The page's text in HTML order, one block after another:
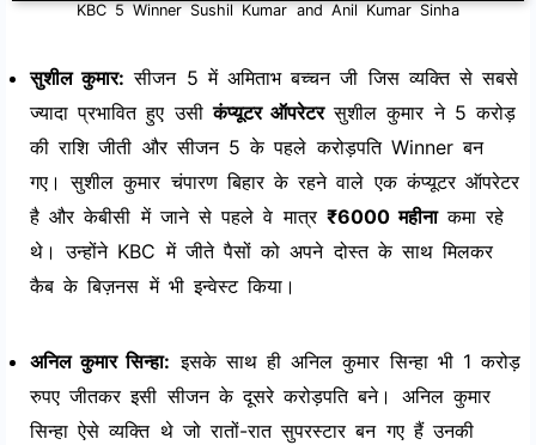
KBC 5 Winner Sushil Kumar and Anil Kumar Sinha
सुशील कुमार: सीजन 5 में अमिताभ बच्चन जी जिस व्यक्ति से सबसे
ज्यादा प्रभावित हुए उसीकंप्यूटर ऑपरेटरसुशील कुमार ने 5 करोड़
की राशि जीती और सीजन 5 के पहले करोड़पति Winner बन
गए। सुशील कुमार चंपारण बिहार के रहने वाले एक कंप्यूटर ऑपरेटर
है और केबीसी में जाने से पहले वे मात्र ₹6000 महीनाकमा रहे
थे। उन्होंने KBC में जीते पैसों को अपने दोस्त के साथ मिलकर
कैब के बिज़नस में भी इन्वेस्ट किया।
अनिल कुमार सिन्हा: इसके साथ ही अनिल कुमार सिन्हा भी 1 करोड़
रुपए जीतकर इसी सीजन के दूसरे करोड़पति बने। अनिल कुमार
सिन्हा ऐसे व्यक्ति थे जो रातों-रात सुपरस्टार बन गए हैं उनकी